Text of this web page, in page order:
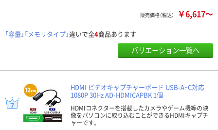
販売価格（税込） ￥6,617～
「容量」「メモリタイプ」違いで全4商品あります
バリエーション一覧へ
HDMI ビデオキャプチャーボード USB-A・C対応
1080P 30Hz AD-HDMICAPBK 1個
HDMIコネクターを搭載したカメラやゲーム機等の映
像をパソコンに取り込むことができるHDMIキャプチ
ャーです。